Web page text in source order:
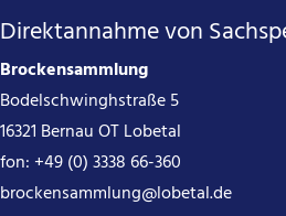
Direktannahme von
Brockensammlung
Bodelschwinghstraße 5
16321 Bernau OT Lobetal
fon: +49 (0) 3338 66-360
brockensammlung@lobetal.de